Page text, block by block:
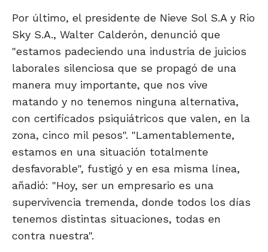
Por último, el presidente de Nieve Sol S.A y Rio
Sky S.A., Walter Calderón, denunció que
"estamos padeciendo una industria de juicios
laborales silenciosa que se propagó de una
manera muy importante, que nos vive
matando y no tenemos ninguna alternativa,
con certificados psiquiátricos que valen, en la
zona, cinco mil pesos". "Lamentablemente,
estamos en una situación totalmente
desfavorable", fustigó y en esa misma línea,
añadió: "Hoy, ser un empresario es una
supervivencia tremenda, donde todos los días
tenemos distintas situaciones, todas en
contra nuestra".